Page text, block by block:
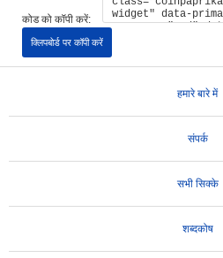
कोड को कॉपी करें:
क्लिपबोर्ड पर कॉपी करें
हमारे बारे में
संपर्क
सभी सिक्के
शब्दकोष